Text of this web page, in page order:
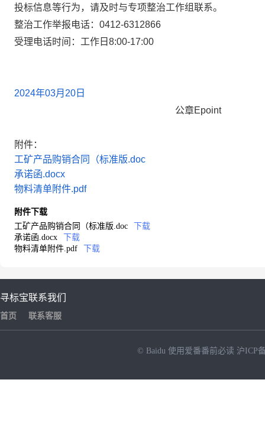
投标信息等行为，请及时与专项整治工作组联系。
整治工作举报电话：0412-6312866
受理电话时间：工作日8:00-17:00
2024年03月 20 日
公章Epoint
附件：
工矿产品购销合同（标准版.doc
承诺函.docx
物料清单附件.pdf
附件下载
工矿产品购销合同（标准版.doc
下载
承诺函.docx
下载
物料清单附件.pdf
下载
寻标宝
首页
联系我们
联系客服
© Baidu 使用爱番番前必读 沪ICP